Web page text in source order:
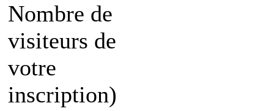
Nombre de
visiteurs de
votre
inscription)